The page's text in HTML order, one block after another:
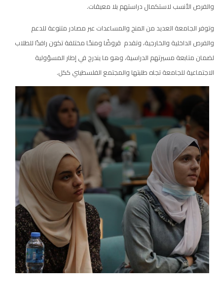
والفرص الأنسب لاستكمال دراستهم بلا معيقات.
وتوفر الجامعة العديد من المنح والمساعدات عبر مصادر متنوعة للدعم
والفرص الداخلية والخارجية، وتقدم قروضًا ومنحًا مختلفة تكون رافدًا للطلاب
لضمان متابعة مسيرتهم الدراسية، وهو ما يندرج في إطار المسؤولية
الاجتماعية للجامعة تجاه طلبتها والمجتمع الفلسطيني ككل.